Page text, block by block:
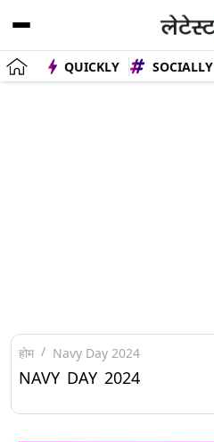
QUICKLY SOCIALLY
होम Navy Day 2024
NAVY DAY 2024